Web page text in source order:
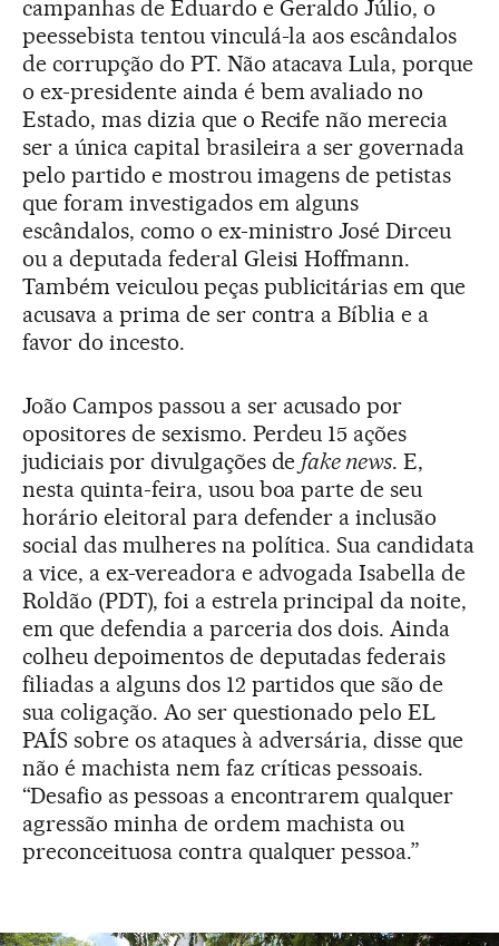
campanhas de Eduardo e Geraldo Júlio, o
peessebista tentou vinculá-la aos escândalos
de corrupção do PT. Não atacava Lula, porque
o ex-presidente ainda é bem avaliado no
Estado, mas dizia que o Recife não merecia
ser a única capital brasileira a ser governada
pelo partido e mostrou imagens de petistas
que foram investigados em alguns
escândalos, como o ex-ministro José Dirceu
ou a deputada federal Gleisi Hoffmann.
Também veiculou peças publicitárias em que
acusava a prima de ser contra a Bíblia e a
favor do incesto.
João Campos passou a ser acusado por
opositores de sexismo. Perdeu 15 ações
judiciais por divulgações de fake news. E,
nesta quinta-feira, usou boa parte de seu
horário eleitoral para defender a inclusão
social das mulheres na política. Sua candidata
a vice, a ex-vereadora e advogada Isabella de
Roldão (PDT), foi a estrela principal da noite,
em que defendia a parceria dos dois. Ainda
colheu depoimentos de deputadas federais
filiadas a alguns dos 12 partidos que são de
sua coligação. Ao ser questionado pelo EL
PAÍS sobre os ataques à adversária, disse que
não é machista nem faz críticas pessoais.
“Desafio as pessoas a encontrarem qualquer
agressão minha de ordem machista ou
preconceituosa contra qualquer pessoa.”